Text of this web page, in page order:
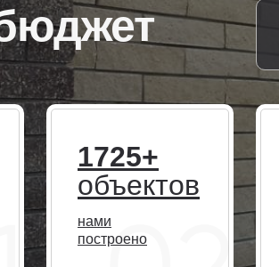
нами
построено
1725+
объектов